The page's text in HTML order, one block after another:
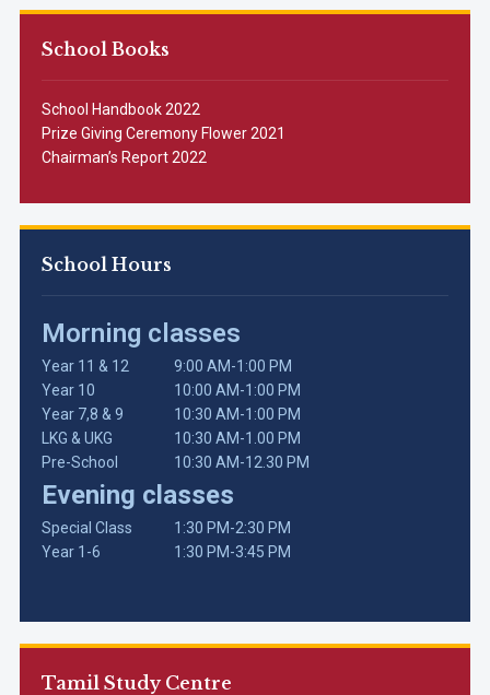
School Books
School Handbook 2022
Prize Giving Ceremony Flower 2021
Chairman’s Report 2022
School Hours
Morning classes
Year 11 & 12
9:00 AM-1:00 PM
Year 10
10:00 AM-1:00 PM
Year 7,8 & 9
10:30 AM-1:00 PM
LKG & UKG
10:30 AM-1.00 PM
Pre-School
10:30 AM-12.30 PM
Evening classes
Special Class
1:30 PM-2:30 PM
Year 1-6
1:30 PM-3:45 PM
Tamil Study Centre